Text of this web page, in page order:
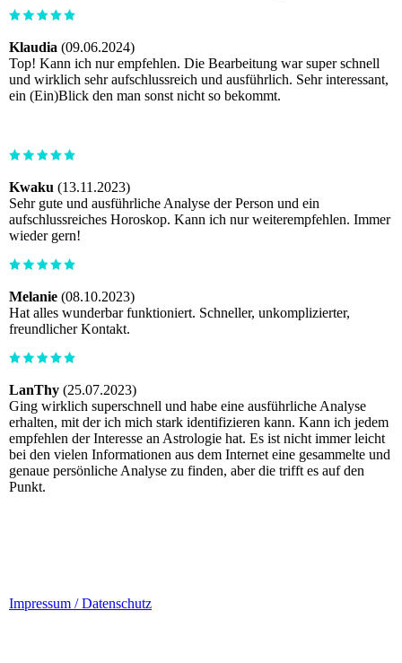
Klaudia (09.06.2024)
Top! Kann ich nur empfehlen. Die Bearbeitung war super schnell
und wirklich sehr aufschlussreich und ausführlich. Sehr interessant,
ein (Ein)Blick den man sonst nicht so bekommt.
Kwaku (13.11.2023)
Sehr gute und ausführliche Analyse der Person und ein
aufschlussreiches Horoskop. Kann ich nur weiterempfehlen. Immer
wieder gern!
Melanie (08.10.2023)
Hat alles wunderbar funktioniert. Schneller, unkomplizierter,
freundlicher Kontakt.
LanThy (25.07.2023)
Ging wirklich superschnell und habe eine ausführliche Analyse
erhalten, mit der ich mich stark identifizieren kann. Kann ich jedem
empfehlen der Interesse an Astrologie hat. Es ist nicht immer leicht
bei den vielen Informationen aus dem Internet eine gesammelte und
genaue persönliche Analyse zu finden, aber die trifft es auf den
Punkt.
Impressum / Datenschutz